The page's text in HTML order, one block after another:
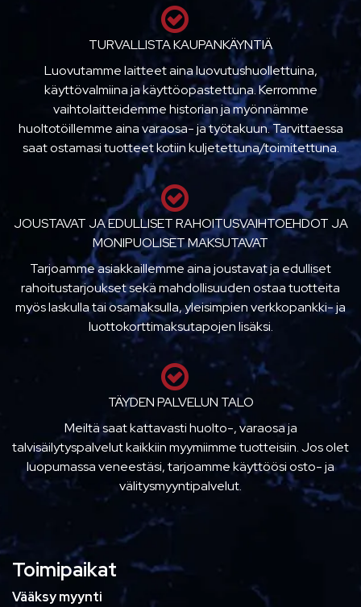
TURVALLISTA KAUPANKÄYNTIÄ
Luovutamme laitteet aina luovutushuollettuina,
käyttövalmiina ja käyttöopastettuna. Kerromme
vaihtolaitteidemme historian ja myönnämme
huoltotöillemme aina varaosa- ja työtakuun. Tarvittaessa
saat ostamasi tuotteet kotiin kuljetettuna/toimitettuna.
JOUSTAVAT JA EDULLISET RAHOITUSVAIHTOEHDOT JA
MONIPUOLISET MAKSUTAVAT
Tarjoamme asiakkaillemme aina joustavat ja edulliset
rahoitustarjoukset sekä mahdollisuuden ostaa tuotteita
myös laskulla tai osamaksulla, yleisimpien verkkopankki- ja
luottokorttimaksutapojen lisäksi.
TÄYDEN PALVELUN TALO
Meiltä saat kattavasti huolto-, varaosa ja
talvisäilytyspalvelut kaikkiin myymiimme tuotteisiin. Jos olet
luopumassa veneestäsi, tarjoamme käyttöösi osto- ja
välitysmyyntipalvelut.
Toimipaikat
Vääksy myynti